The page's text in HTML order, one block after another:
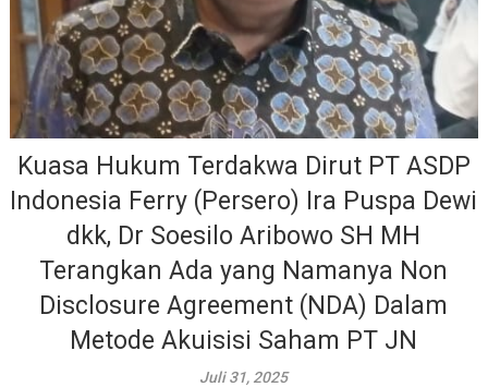
Kuasa Hukum Terdakwa Dirut PT ASDP
Indonesia Ferry (Persero) Ira Puspa Dewi
dkk, Dr Soesilo Aribowo SH MH
Terangkan Ada yang Namanya Non
Disclosure Agreement (NDA) Dalam
Metode Akuisisi Saham PT JN
Juli 31, 2025